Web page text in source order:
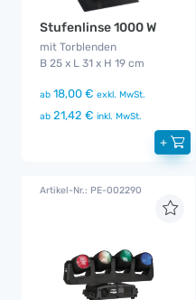
Stufenlinse 1000 W
mit Torblenden
B 25 x L 31 x H 19 cm
ab 18,00 € exkl. MwSt.
ab 21,42 € inkl. MwSt.
+
Artikel-Nr.: PE-002290